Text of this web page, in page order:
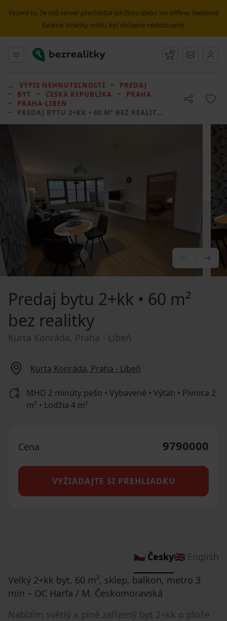
Vyzerá to, že náš server prechádza údržbou alebo ste offline. Niektoré
funkcie stránky môžu byť dočasne nedostupné.
Hlavné menu
Bezrealitky Strážny pes
Správy
VÝPIS NEHNUTEĽNOSTÍ
PREDAJ
BYT
ČESKÁ REPUBLIKA
PRAHA
PRAHA-LIBEŇ
PREDAJ BYTU 2+KK • 60 M² BEZ REALITKY
Predaj bytu 2+kk • 60 m²
bez realitky
Kurta Konráda, Praha - Libeň
Kurta Konráda, Praha - Libeň
MHD 2 minúty pešo • Vybavené • Výťah • Pivnica 2
m² • Lodžia 4 m²
Cena 9790000
VYŽIADAJTE SI PREHLIADKU
🇨🇿 Česky🇬🇧 English
Velký 2+kk byt, 60 m², sklep, balkon, metro 3
min – OC Harfa / M. Českomoravská
Nabízím světlý a plně zařízený byt 2+kk o ploše